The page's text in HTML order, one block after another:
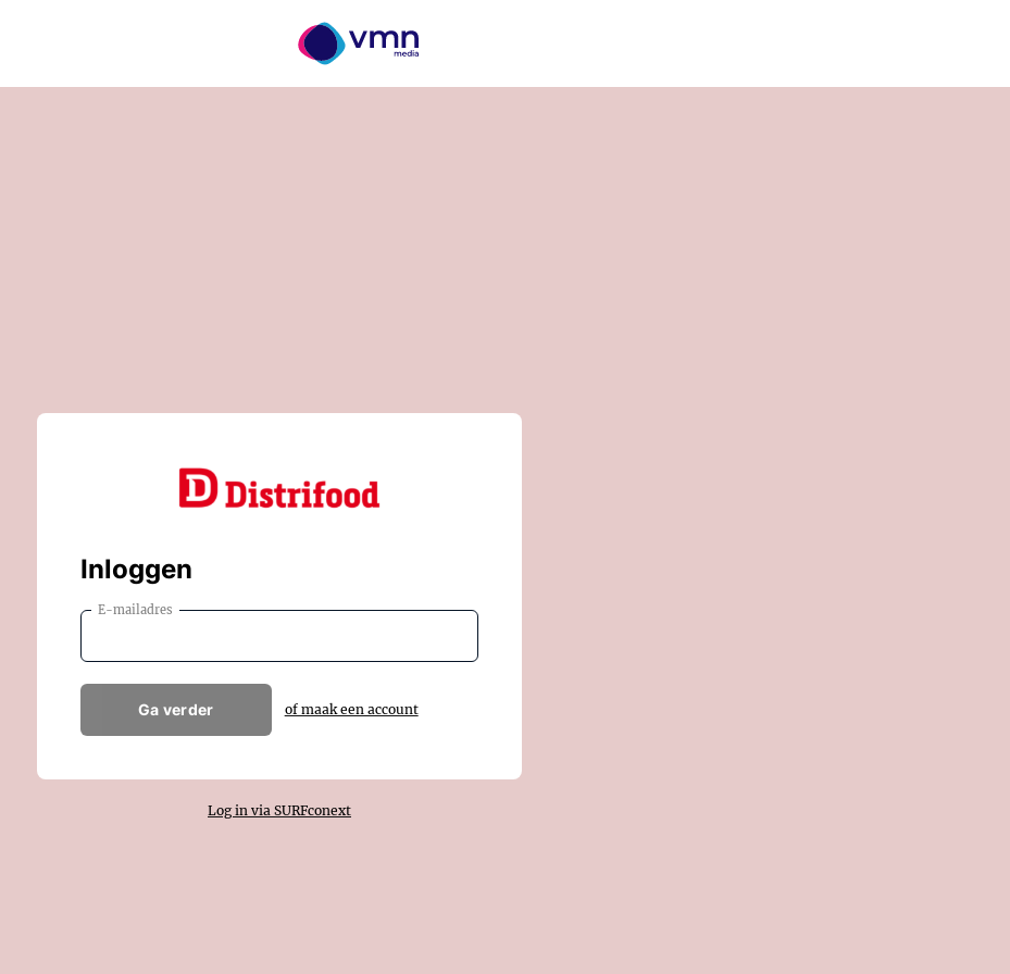
Inloggen
E-mailadres
Ga verder of maak een account
Log in via SURFconext